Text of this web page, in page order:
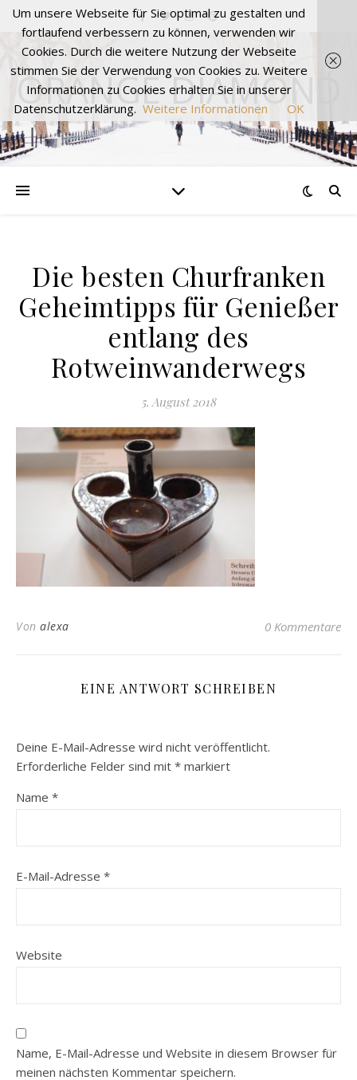
ORANGE DIAMOND
Die besten Churfranken
Geheimtipps für Genießer
entlang des
Rotweinwanderwegs
5. August 2018
Von alexa 0 Kommentare
EINE ANTWORT SCHREIBEN
Deine E-Mail-Adresse wird nicht veröffentlicht.
Erforderliche Felder sind mit * markiert
Name *
E-Mail-Adresse *
Website
Name, E-Mail-Adresse und Website in diesem Browser für
meinen nächsten Kommentar speichern.
Um unsere Webseite für Sie optimal zu gestalten und
fortlaufend verbessern zu können, verwenden wir
Cookies. Durch die weitere Nutzung der Webseite
stimmen Sie der Verwendung von Cookies zu. Weitere
Informationen zu Cookies erhalten Sie in unserer
Datenschutzerklärung. Weitere Informationen OK